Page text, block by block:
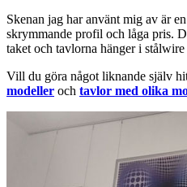
Skenan jag har använt mig av är
skrymmande profil och låga pris.
taket och tavlorna hänger i
Vill du göra något liknande själv
modeller och tavlor med olika